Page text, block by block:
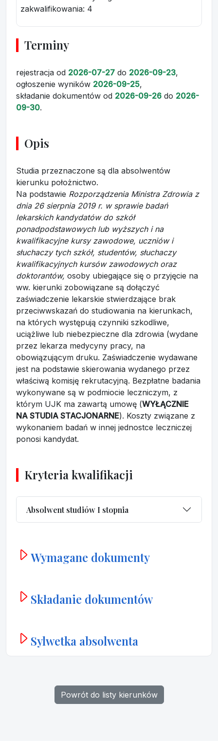
zakwalifikowania: 4
Terminy
rejestracja od 2026-07-27 do 2026-09-23,
ogłoszenie wyników 2026-09-25,
składanie dokumentów od 2026-09-26 do 2026-
09-30.
Opis
Studia przeznaczone są dla absolwentów
kierunku położnictwo.
Na podstawie Rozporządzenia Ministra Zdrowia z
dnia 26 sierpnia 2019 r. w sprawie badań
lekarskich kandydatów do szkół
ponadpodstawowych lub wyższych i na
kwalifikacyjne kursy zawodowe, uczniów i
słuchaczy tych szkół, studentów, słuchaczy
kwalifikacyjnych kursów zawodowych oraz
doktorantów, osoby ubiegające się o przyjęcie na
ww. kierunki zobowiązane są dołączyć
zaświadczenie lekarskie stwierdzające brak
przeciwwskazań do studiowania na kierunkach,
na których występują czynniki szkodliwe,
uciążliwe lub niebezpieczne dla zdrowia (wydane
przez lekarza medycyny pracy, na
obowiązującym druku. Zaświadczenie wydawane
jest na podstawie skierowania wydanego przez
właściwą komisję rekrutacyjną. Bezpłatne badania
wykonywane są w podmiocie leczniczym, z
którym UJK ma zawartą umowę (WYŁĄCZNIE
NA STUDIA STACJONARNE). Koszty związane z
wykonaniem badań w innej jednostce leczniczej
ponosi kandydat.
Kryteria kwalifikacji
Absolwent studiów I stopnia
Wymagane dokumenty
Składanie dokumentów
Sylwetka absolwenta
Powrót do listy kierunków